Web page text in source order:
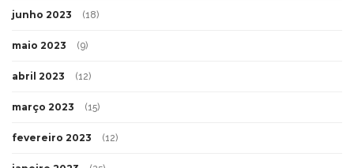
junho 2023 (18)
maio 2023 (9)
abril 2023 (12)
março 2023 (15)
fevereiro 2023 (12)